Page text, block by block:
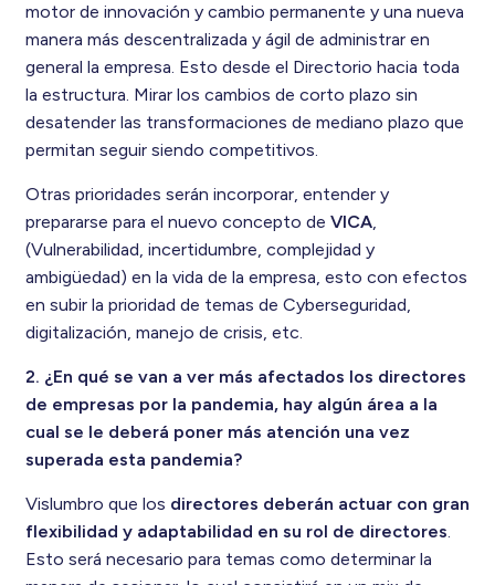
motor de innovación y cambio permanente y una nueva
manera más descentralizada y ágil de administrar en
general la empresa. Esto desde el Directorio hacia toda
la estructura. Mirar los cambios de corto plazo sin
desatender las transformaciones de mediano plazo que
permitan seguir siendo competitivos.
Otras prioridades serán incorporar, entender y
prepararse para el nuevo concepto de VICA,
(Vulnerabilidad, incertidumbre, complejidad y
ambigüedad) en la vida de la empresa, esto con efectos
en subir la prioridad de temas de Cyberseguridad,
digitalización, manejo de crisis, etc.
2. ¿En qué se van a ver más afectados los directores
de empresas por la pandemia, hay algún área a la
cual se le deberá poner más atención una vez
superada esta pandemia?
Vislumbro que los directores deberán actuar con gran
flexibilidad y adaptabilidad en su rol de directores.
Esto será necesario para temas como determinar la